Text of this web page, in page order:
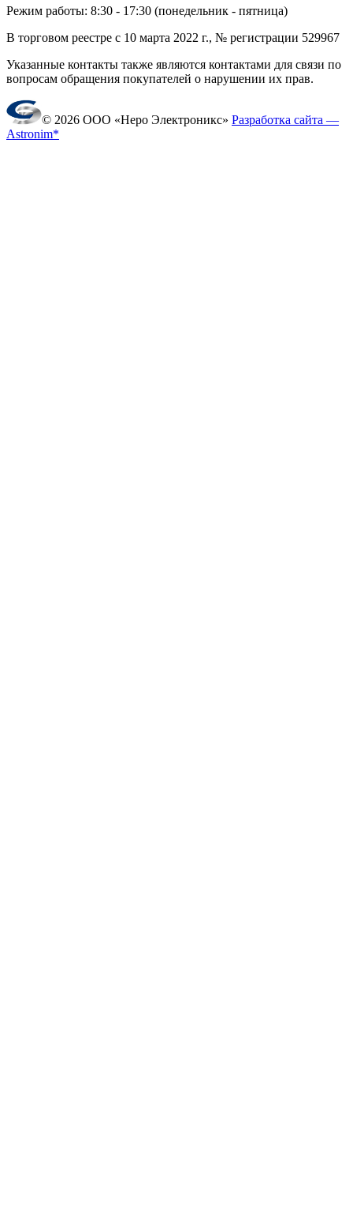
Режим работы: 8:30 - 17:30 (понедельник - пятница)
В торговом реестре с 10 марта 2022 г., № регистрации 529967
Указанные контакты также являются контактами для связи по
вопросам обращения покупателей о нарушении их прав.
© 2026 ООО «Неро Электроникс» Разработка сайта —
Astronim*